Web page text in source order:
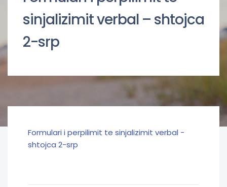
sinjalizimit verbal – shtojca
2-srp
Formulari i perpilimit te sinjalizimit verbal -
shtojca 2-srp